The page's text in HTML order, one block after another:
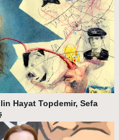
Hayat Topdemir, Sefa